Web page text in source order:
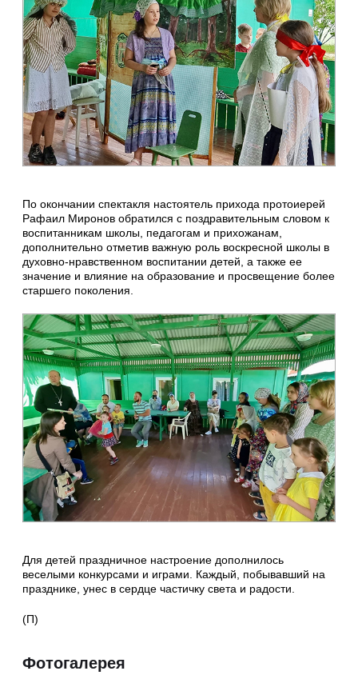
По окончании спектакля настоятель прихода протоиерей
Рафаил Миронов обратился с поздравительным словом к
воспитанникам школы, педагогам и прихожанам,
дополнительно отметив важную роль воскресной школы в
духовно-нравственном воспитании детей, а также ее
значение и влияние на образование и просвещение более
старшего поколения.
Для детей праздничное настроение дополнилось
веселыми конкурсами и играми. Каждый, побывавший на
празднике, унес в сердце частичку света и радости.
(П)
Фотогалерея